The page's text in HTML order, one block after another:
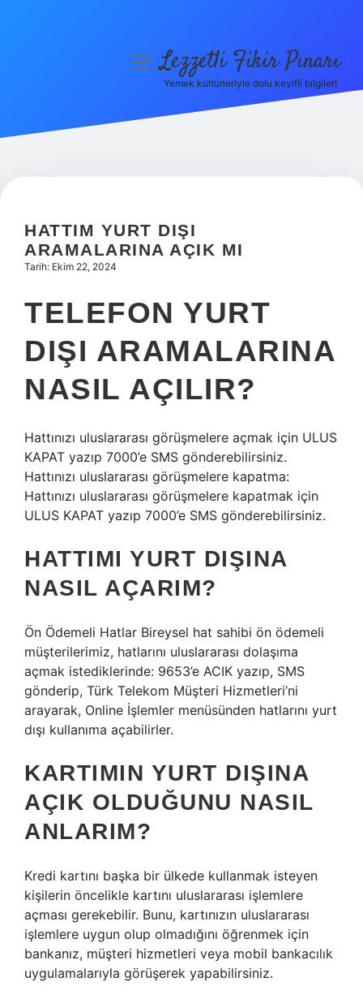
Hakkımızda
menüyüLezzetli Fikir Pınarı
Yemek kültürleriyle dolu keyifli bilgiler!
HATTIM YURT DIŞI
ARAMALARINA AÇIK MI
Tarih: Ekim 22, 2024
TELEFON YURT
DIŞI ARAMALARINA
NASIL AÇILIR?
Hattınızı uluslararası görüşmelere açmak için ULUS
KAPAT yazıp 7000’e SMS gönderebilirsiniz.
Hattınızı uluslararası görüşmelere kapatma:
Hattınızı uluslararası görüşmelere kapatmak için
ULUS KAPAT yazıp 7000’e SMS gönderebilirsiniz.
HATTIMI YURT DIŞINA
NASIL AÇARIM?
Ön Ödemeli Hatlar Bireysel hat sahibi ön ödemeli
müşterilerimiz, hatlarını uluslararası dolaşıma
açmak istediklerinde: 9653’e ACIK yazıp, SMS
gönderip, Türk Telekom Müşteri Hizmetleri’ni
arayarak, Online İşlemler menüsünden hatlarını yurt
dışı kullanıma açabilirler.
KARTIMIN YURT DIŞINA
AÇIK OLDUĞUNU NASIL
ANLARIM?
Kredi kartını başka bir ülkede kullanmak isteyen
kişilerin öncelikle kartını uluslararası işlemlere
açması gerekebilir. Bunu, kartınızın uluslararası
işlemlere uygun olup olmadığını öğrenmek için
bankanız, müşteri hizmetleri veya mobil bankacılık
uygulamalarıyla görüşerek yapabilirsiniz.